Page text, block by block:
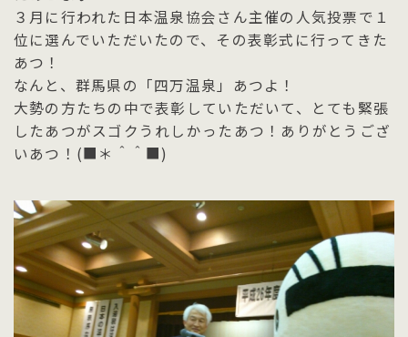
３月に行われた日本温泉協会さん主催の人気投票で１
位に選んでいただいたので、その表彰式に行ってきた
あつ！
なんと、群馬県の「四万温泉」あつよ！
大勢の方たちの中で表彰していただいて、とても緊張
したあつがスゴクうれしかったあつ！ありがとうござ
いあつ！(■＊＾＾■)